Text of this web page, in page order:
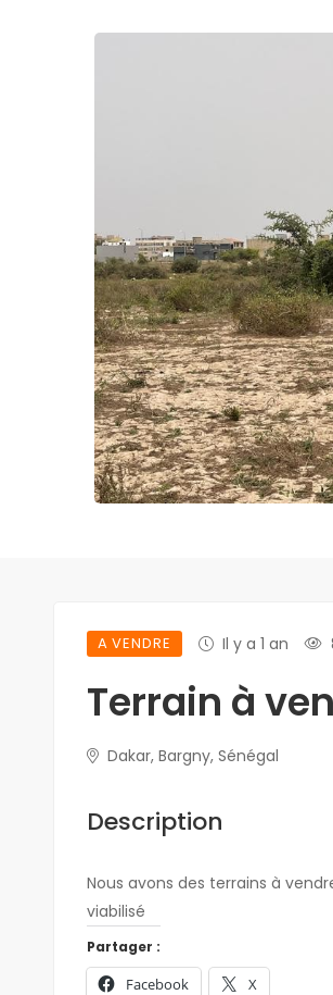
A VENDRE Il y a 1 an
Terrain à
Dakar, Bargny, Sénégal
Description
Nous avons des terrains à
viabilisé
Partager :
Facebook X